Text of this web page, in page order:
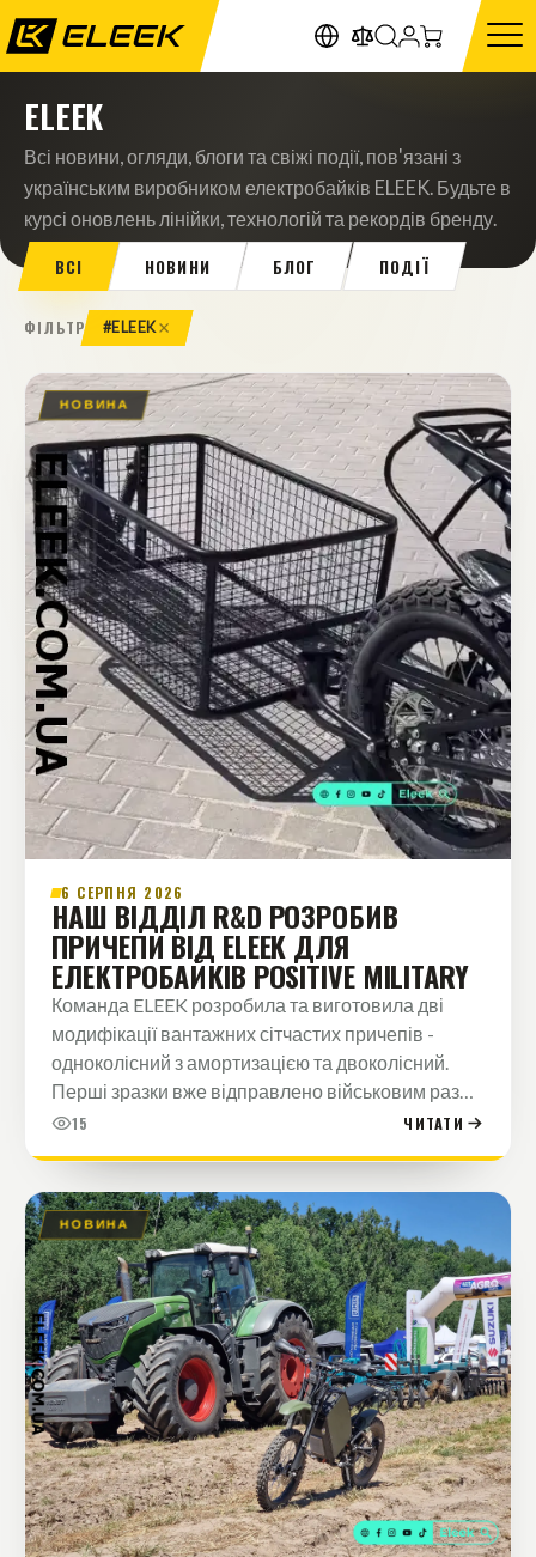
ELEEK
Всі новини, огляди, блоги та свіжі події, пов'язані з
українським виробником електробайків ELEEK. Будьте в
курсі оновлень лінійки, технологій та рекордів бренду.
ВСІ НОВИНИ БЛОГ ПОДІЇ
ФІЛЬТР #ELEEK
НОВИНА
6 СЕРПНЯ 2026
НАШ ВІДДІЛ R&D РОЗРОБИВ
ПРИЧЕПИ ВІД ELEEK ДЛЯ
ЕЛЕКТРОБАЙКІВ POSITIVE MILITARY
Команда ELEEK розробила та виготовила дві
модифікації вантажних сітчастих причепів -
одноколісний з амортизацією та двоколісний.
Перші зразки вже відправлено військовим разом
із замовленими електробайками Positive…
15 ЧИТАТИ
НОВИНА